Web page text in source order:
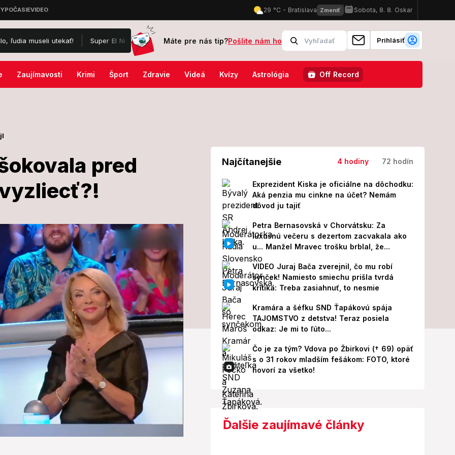
utekať! Super El Niño naberá nevídanú silu, Európu čaká na jeseň divoký ZVRAT: Predpoveď až do ZIMY vás prekvapí!
Máte pre nás tip?Pošlite nám ho Prihlásiť
Zaujímavosti Krimi Šport Zdravie Videá Kvízy Astrológia Off Record
pred
šokovala
Mám sa
Najčítanejšie 4 hodiny 72 hodín
Exprezident Kiska je oficiálne na dôchodku:
Aká penzia mu cinkne na účet? Nemám
dôvod ju tajiť
Petra Bernasovská v Chorvátsku: Za
luxusnú večeru s dezertom zacvakala ako
u... Manžel Mravec trošku brblal, že...
VIDEO Juraj Bača zverejnil, čo mu robí
synček! Namiesto smiechu prišla tvrdá
kritika: Treba zasiahnuť, to nesmie
Kramára a šéfku SND Ťapákovú spája
TAJOMSTVO z detstva! Teraz posiela
odkaz: Je mi to ľúto...
Čo je za tým? Vdova po Žbirkovi († 69) opäť
s o 31 rokov mladším fešákom: FOTO, ktoré
hovorí za všetko!
Ďalšie zaujímavé články